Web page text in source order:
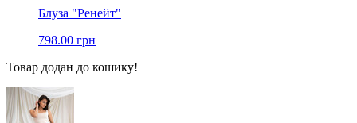
Блуза "Ренейт"
798.00 грн
Товар додан до кошику!